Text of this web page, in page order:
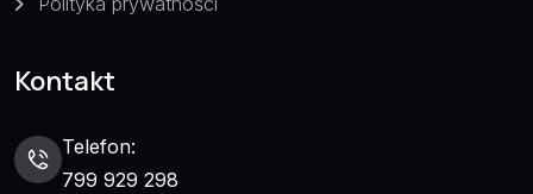
Kontakt
Telefon:
799 929 298